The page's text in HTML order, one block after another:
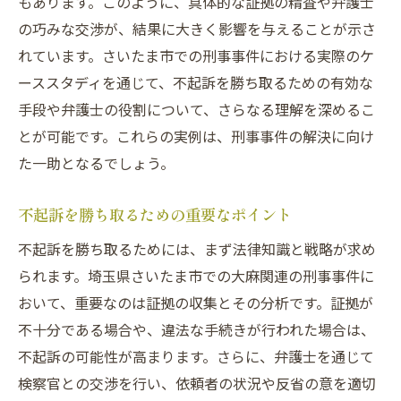
の巧みな交渉が、結果に大きく影響を与えることが示さ
れています。さいたま市での刑事事件における実際のケ
ーススタディを通じて、不起訴を勝ち取るための有効な
手段や弁護士の役割について、さらなる理解を深めるこ
とが可能です。これらの実例は、刑事事件の解決に向け
た一助となるでしょう。
不起訴を勝ち取るための重要なポイント
不起訴を勝ち取るためには、まず法律知識と戦略が求め
られます。埼玉県さいたま市での大麻関連の刑事事件に
おいて、重要なのは証拠の収集とその分析です。証拠が
不十分である場合や、違法な手続きが行われた場合は、
不起訴の可能性が高まります。さらに、弁護士を通じて
検察官との交渉を行い、依頼者の状況や反省の意を適切